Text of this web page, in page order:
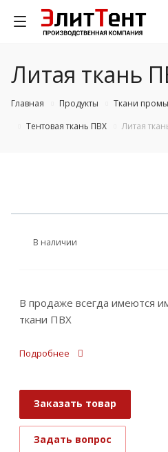
Литая ткань
Главная Продукты
Ткани
Тентовая ткань ПВХ
Литая
В наличии
В продаже всегда имеются
ткани ПВХ
Подробнее
Заказать товар
Задать вопрос